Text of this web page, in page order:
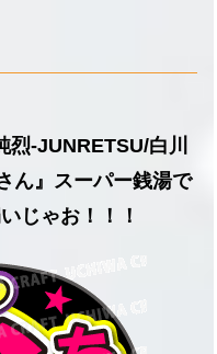
烈-JUNRETSU/白川
ん』スーパー銭湯で
じゃお！！！